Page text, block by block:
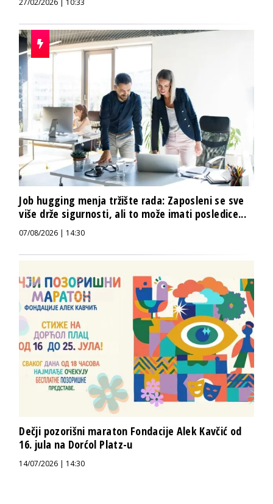
Job hugging menja tržište rada: Zaposleni se sve
više drže sigurnosti, ali to može imati posledice...
07/08/2026 | 14:30
Dečji pozorišni maraton Fondacije Alek Kavčić od
16. jula na Dorćol Platz-u
14/07/2026 | 14:30